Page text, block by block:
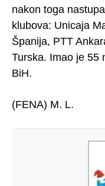
nakon toga
klubova: Unicaja
Španija, PTT
Turska. Imao je 55
BiH.
(FENA) M. L.